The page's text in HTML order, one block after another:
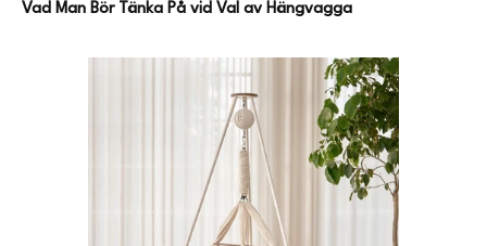
Vad Man Bör Tänka På vid Val av Hängvagga